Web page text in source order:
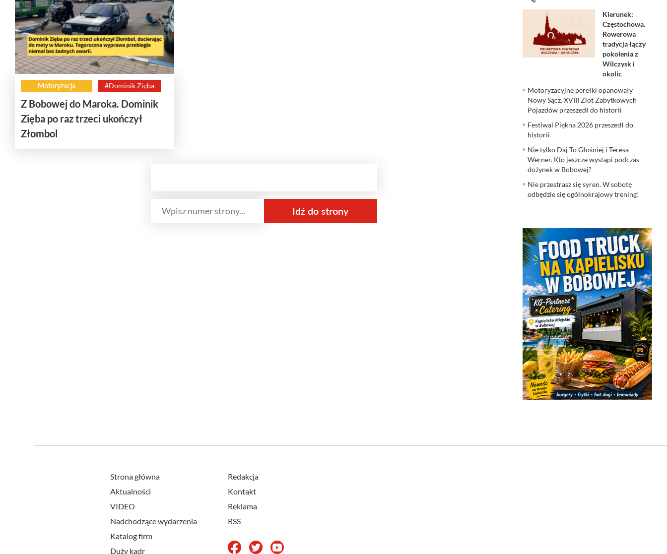
Motoryzacja #Dominik Zięba
Z Bobowej do Maroka. Dominik
Zięba po raz trzeci ukończył
Złombol
Kierunek:
Częstochowa.
Rowerowa
tradycja łączy
pokolenia z
Wilczysk i
okolic
Motoryzacyjne perełki opanowały
Nowy Sącz. XVIII Zlot Zabytkowych
Pojazdów przeszedł do historii
Festiwal Piękna 2026 przeszedł do
historii
Nie tylko Daj To Głośniej i Teresa
Werner. Kto jeszcze wystąpi podczas
dożynek w Bobowej?
Nie przestrasz się syren. W sobotę
odbędzie się ogólnokrajowy trening!
Strona główna
Aktualności
VIDEO
Nadchodzące wydarzenia
Katalog firm
Duży kadr
Redakcja
Kontakt
Reklama
RSS